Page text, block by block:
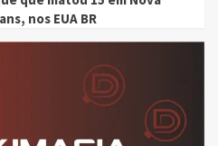
nos EUA BR